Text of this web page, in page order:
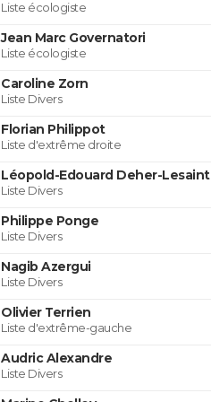
Liste écologiste
Jean Marc Governatori
Liste écologiste
Caroline Zorn
Liste Divers
Florian Philippot
Liste d'extrême droite
Léopold-Edouard Deher-Lesaint
Liste Divers
Philippe Ponge
Liste Divers
Nagib Azergui
Liste Divers
Olivier Terrien
Liste d'extrême-gauche
Audric Alexandre
Liste Divers